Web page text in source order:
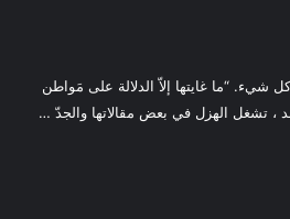
شيء. “ما غايتها إلاّ الدلالة على مَواطن
، تشغل الهزل في بعض مقالاتها والجدّ …